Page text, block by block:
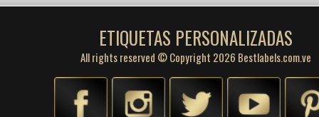
ETIQUETAS PERSONALIZADAS
All rights reserved © Copyright 2026 Bestlabels.com.ve